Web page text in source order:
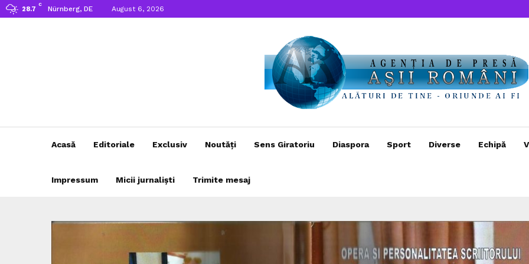
28.7
C
Nürnberg, DE August 6, 2026
Acasă Editoriale Exclusiv Noutăți Sens Giratoriu Diaspora Sport Diverse Echipă
Impressum Micii jurnaliști Trimite mesaj